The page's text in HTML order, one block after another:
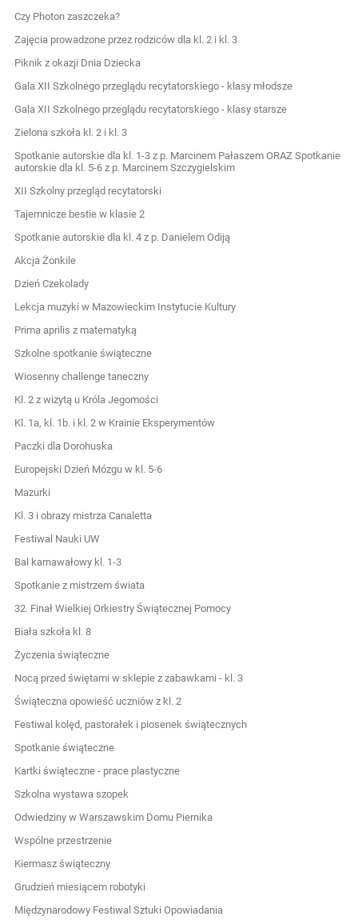
Czy Photon zaszczeka?
Zajęcia prowadzone przez rodziców dla kl. 2 i kl. 3
Piknik z okazji Dnia Dziecka
Gala XII Szkolnego przeglądu recytatorskiego - klasy młodsze
Gala XII Szkolnego przeglądu recytatorskiego - klasy starsze
Zielona szkoła kl. 2 i kl. 3
Spotkanie autorskie dla kl. 1-3 z p. Marcinem Pałaszem ORAZ Spotkanie
autorskie dla kl. 5-6 z p. Marcinem Szczygielskim
XII Szkolny przegląd recytatorski
Tajemnicze bestie w klasie 2
Spotkanie autorskie dla kl. 4 z p. Danielem Odiją
Akcja Żonkile
Dzień Czekolady
Lekcja muzyki w Mazowieckim Instytucie Kultury
Prima aprilis z matematyką
Szkolne spotkanie świąteczne
Wiosenny challenge taneczny
Kl. 2 z wizytą u Króla Jegomości
Kl. 1a, kl. 1b. i kl. 2 w Krainie Eksperymentów
Paczki dla Dorohuska
Europejski Dzień Mózgu w kl. 5-6
Mazurki
Kl. 3 i obrazy mistrza Canaletta
Festiwal Nauki UW
Bal karnawałowy kl. 1-3
Spotkanie z mistrzem świata
32. Finał Wielkiej Orkiestry Świątecznej Pomocy
Biała szkoła kl. 8
Życzenia świąteczne
Nocą przed świętami w sklepie z zabawkami - kl. 3
Świąteczna opowieść uczniów z kl. 2
Festiwal kolęd, pastorałek i piosenek świątecznych
Spotkanie świąteczne
Kartki świąteczne - prace plastyczne
Szkolna wystawa szopek
Odwiedziny w Warszawskim Domu Piernika
Wspólne przestrzenie
Kiermasz świąteczny
Grudzień miesiącem robotyki
Międzynarodowy Festiwal Sztuki Opowiadania